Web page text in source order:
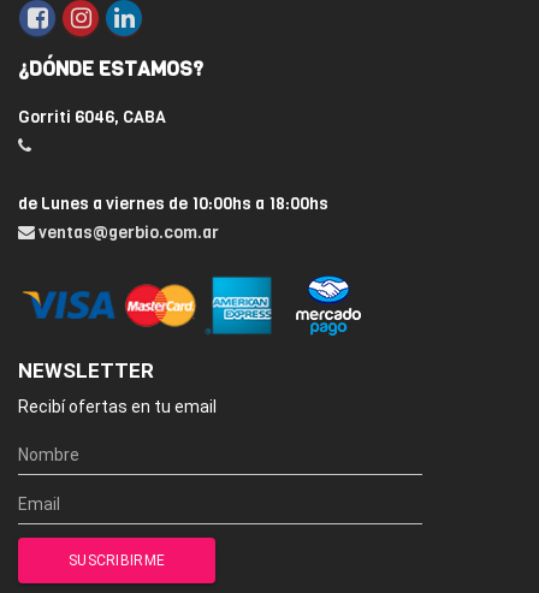
¿DÓNDE ESTAMOS?
Gorriti 6046, CABA
de Lunes a viernes de 10:00hs a 18:00hs
ventas@gerbio.com.ar
NEWSLETTER
Recibí ofertas en tu email